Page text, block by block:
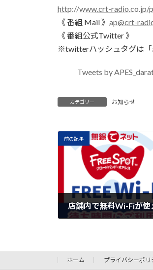
http://www.crt-radio.co.jp/
《 番組 Mail 》 ap@crt-
《 番組公式Twitter 》
※twitterハッシュタグは「
Tweets by
カテゴリー お知らせ
前の記事
店舗内で無料Wi-Fiが使
ホーム プライバシーポリ